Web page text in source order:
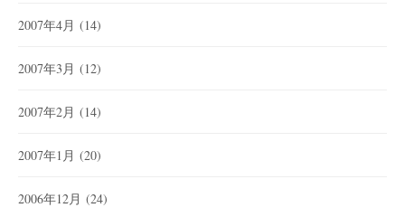
2007年4月 (14)
2007年3月 (12)
2007年2月 (14)
2007年1月 (20)
2006年12月 (24)